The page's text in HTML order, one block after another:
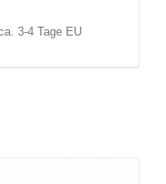
3-4 Tage EU